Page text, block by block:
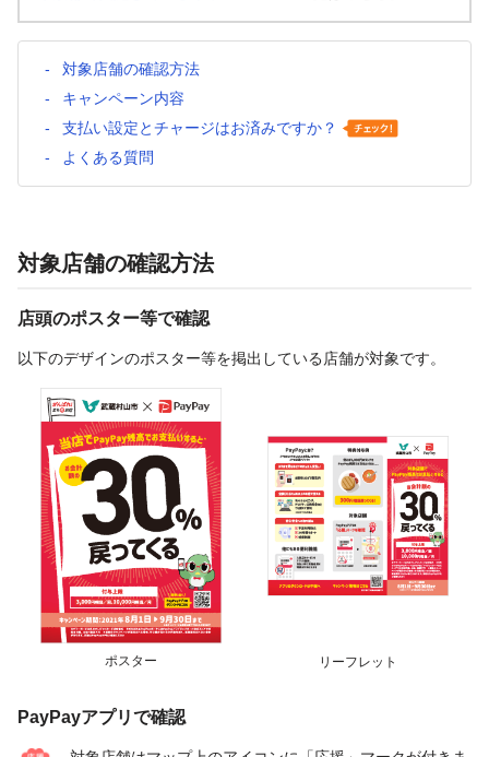
対象店舗の確認方法
キャンペーン内容
支払い設定とチャージはお済みですか？
よくある質問
対象店舗の確認方法
店頭のポスター等で確認
以下のデザインのポスター等を掲出している店舗が対象です。
ポスター リーフレット
PayPayアプリで確認